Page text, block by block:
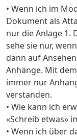
• Wenn ich im
Dokument als
nur die Anlage 1.
sehe sie nur,
dann auf
Anhänge. Mit
immer nur
verstanden.
• Wie kann ich
«Schreib etwas»
• Wenn ich über